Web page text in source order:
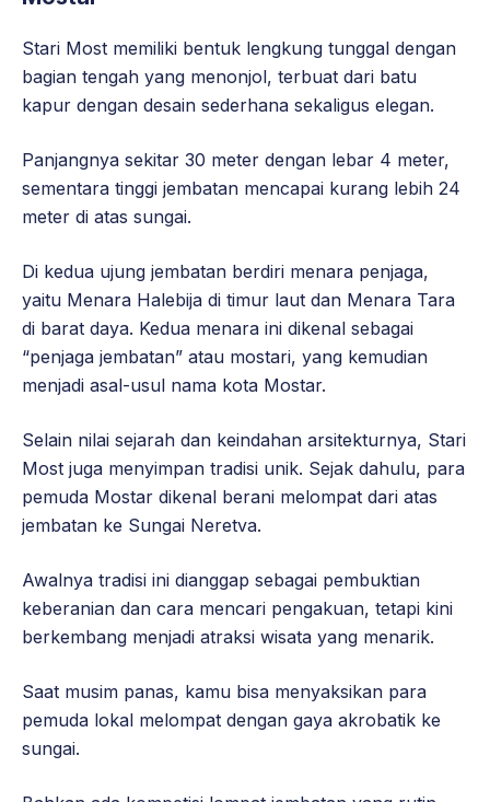
Stari Most memiliki bentuk lengkung tunggal dengan
bagian tengah yang menonjol, terbuat dari batu
kapur dengan desain sederhana sekaligus elegan.
Panjangnya sekitar 30 meter dengan lebar 4 meter,
sementara tinggi jembatan mencapai kurang lebih 24
meter di atas sungai.
Di kedua ujung jembatan berdiri menara penjaga,
yaitu Menara Halebija di timur laut dan Menara Tara
di barat daya. Kedua menara ini dikenal sebagai
“penjaga jembatan” atau mostari, yang kemudian
menjadi asal-usul nama kota Mostar.
Selain nilai sejarah dan keindahan arsitekturnya, Stari
Most juga menyimpan tradisi unik. Sejak dahulu, para
pemuda Mostar dikenal berani melompat dari atas
jembatan ke Sungai Neretva.
Awalnya tradisi ini dianggap sebagai pembuktian
keberanian dan cara mencari pengakuan, tetapi kini
berkembang menjadi atraksi wisata yang menarik.
Saat musim panas, kamu bisa menyaksikan para
pemuda lokal melompat dengan gaya akrobatik ke
sungai.